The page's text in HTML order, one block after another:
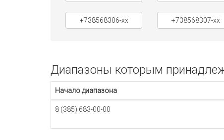
+738568306-xx +738568307-xx
Диапазоны которым
Начало диапазона
8 (385) 683-00-00